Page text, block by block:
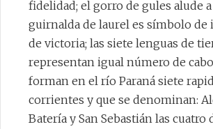
fidelidad; el gorro de gules alude
guirnalda de laurel es símbolo de
de victoria; las siete lenguas de
representan igual número de
forman en el río Paraná siete
corrientes y que se denominan:
Batería y San Sebastián las cuatro